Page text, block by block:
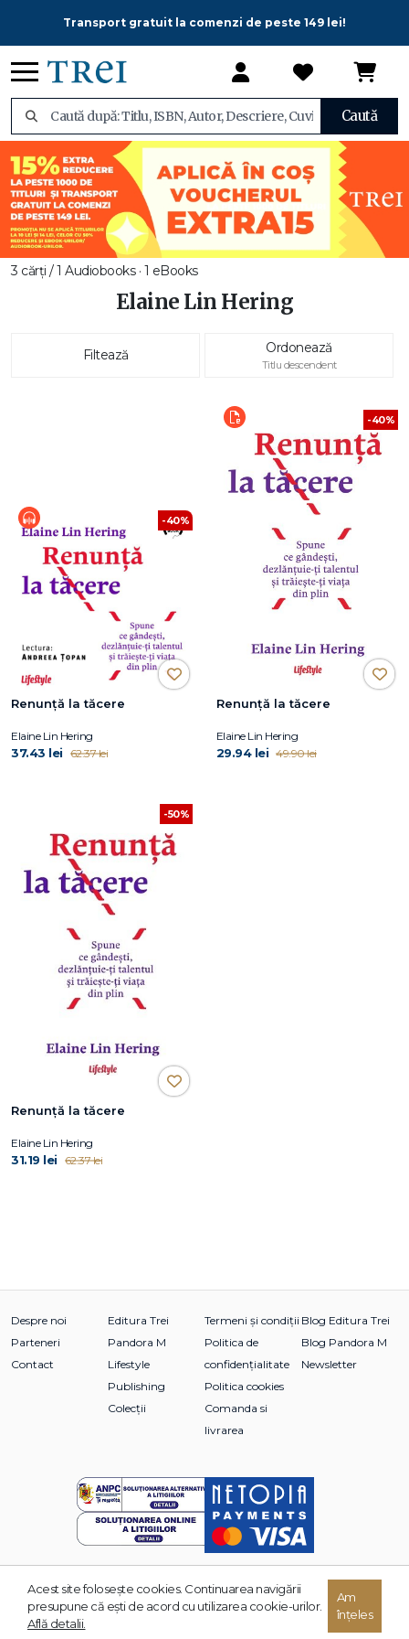
Transport gratuit la comenzi de peste 149 lei!
Caută
3 cărți / 1 Audiobooks · 1 eBooks
Elaine Lin Hering
Filtează Ordonează
Titlu descendent
-40%
Renunță la tăcere
Elaine Lin Hering
37.43 lei 62.37 lei
-40%
Renunță la tăcere
Elaine Lin Hering
29.94 lei 49.90 lei
-50%
Renunță la tăcere
Elaine Lin Hering
31.19 lei 62.37 lei
Despre noi
Parteneri
Contact
Editura Trei
Pandora M
Lifestyle
Publishing
Colecții
Termeni și condiții
Politica de
confidențialitate
Politica cookies
Comanda si
livrarea
Blog Editura Trei
Blog Pandora M
Newsletter
© 2026 Grupul Editorial TREI. Toate drepturile rezervate.
Acest site foloseşte cookies. Continuarea navigării
presupune că eşti de acord cu utilizarea cookie-urilor.
Află detalii.
Am
înțeles